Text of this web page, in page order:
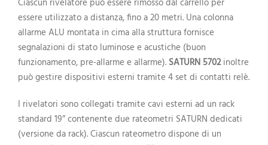
Ciascun rivelatore può essere rimosso dal carrello per
essere utilizzato a distanza, fino a 20 metri. Una colonna
allarme ALU montata in cima alla struttura fornisce
segnalazioni di stato luminose e acustiche (buon
funzionamento, pre-allarme e allarme). SATURN 5702inoltre
può gestire dispositivi esterni tramite 4 set di contatti relè.
I rivelatori sono collegati tramite cavi esterni ad un rack
standard 19″ contenente due rateometri SATURN dedicati
(versione da rack). Ciascun rateometro dispone di un